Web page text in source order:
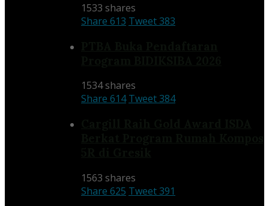
1533 shares
Share 613 Tweet383
1534 shares
Share 614 Tweet384
1563 shares
Share 625 Tweet391